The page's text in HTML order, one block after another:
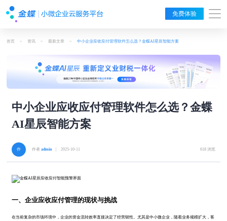
免费体验
首页 > 资讯 > 最新文章 > 中小企业应收应付管理软件怎么选？金蝶AI星辰智能方案
中小企业应收应付管理软件怎么选？金蝶
AI星辰智能方案
作者admin| 2025-10-11 618 浏览
一、企业应收应付管理的现状与挑战
在当前复杂的市场环境中，企业的资金流转效率直接决定了经营韧性。尤其是中小微企业，随着业务规模扩大，客